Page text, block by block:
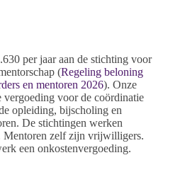
per jaar aan de stichting voor
(Regeling beloning
en mentoren 2026). Onze
vergoeding voor de coördinatie
opleiding, bijscholing en
De stichtingen werken
Mentoren zelf zijn vrijwilligers.
een onkostenvergoeding.